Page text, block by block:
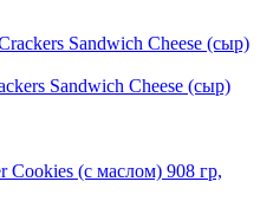
Sandwich Cheese (сыр)